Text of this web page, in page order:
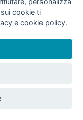
2019
cookie ti
e cookie policy.